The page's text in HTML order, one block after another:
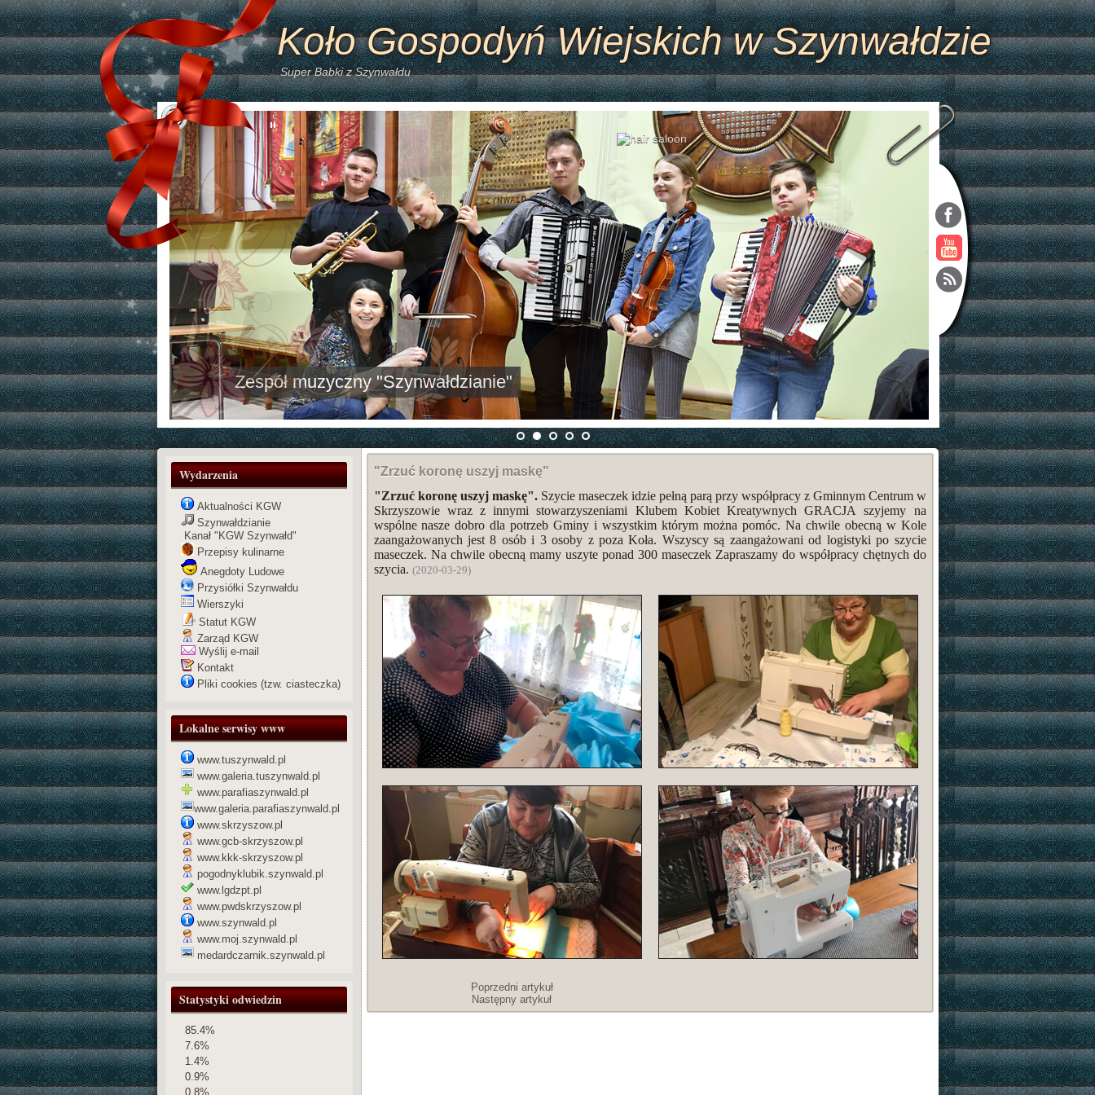
Zespół muzyczny "Szynwałdzianie"
Koło Gospodyń Wiejskich w Szynwałdzie
Super Babki z Szynwałdu
Wydarzenia
Aktualności KGW
Szynwałdzianie
Kanał "KGW Szynwałd"
Przepisy kulinarne
Anegdoty Ludowe
Przysiółki Szynwałdu
Wierszyki
Statut KGW
Zarząd KGW
Wyślij e-mail
Kontakt
Pliki cookies (tzw. ciasteczka)
Lokalne serwisy www
www.tuszynwald.pl
www.galeria.tuszynwald.pl
www.parafiaszynwald.pl
www.galeria.parafiaszynwald.pl
www.skrzyszow.pl
www.gcb-skrzyszow.pl
www.kkk-skrzyszow.pl
pogodnyklubik.szynwald.pl
www.lgdzpt.pl
www.pwdskrzyszow.pl
www.szynwald.pl
www.moj.szynwald.pl
medardczarnik.szynwald.pl
Statystyki odwiedzin
85.4%
7.6%
1.4%
0.9%
0.8%
"Zrzuć koronę uszyj maskę"
"Zrzuć koronę uszyj maskę".Szycie maseczek idzie pełną parą przy współpracy z Gminnym Centrum w
Skrzyszowie wraz z innymi stowarzyszeniami Klubem Kobiet Kreatywnych GRACJA szyjemy na
wspólne nasze dobro dla potrzeb Gminy i wszystkim którym można pomóc. Na chwile obecną w Kole
zaangażowanych jest 8 osób i 3 osoby z poza Koła. Wszyscy są zaangażowani od logistyki po szycie
maseczek. Na chwile obecną mamy uszyte ponad 300 maseczek Zapraszamy do współpracy chętnych do
szycia. (2020-03-29)
Poprzedni artykuł
Następny artykuł